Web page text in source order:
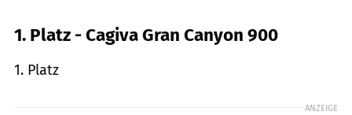
1. Platz - Cagiva Gran Canyon 900
1. Platz
ANZEIGE